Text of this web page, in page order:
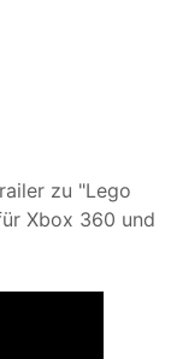
zu "Lego
Xbox 360 und